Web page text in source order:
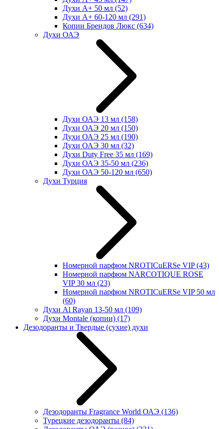
Духи А+ 50 мл (52)
Духи А+ 60-120 мл (291)
Копии Брендов Люкс (634)
Духи ОАЭ
Духи ОАЭ 13 мл (158)
Духи ОАЭ 20 мл (150)
Духи ОАЭ 25 мл (190)
Духи ОАЭ 30 мл (32)
Духи Duty Free 35 мл (169)
Духи ОАЭ 35-50 мл (236)
Духи ОАЭ 50-120 мл (650)
Духи Турция
Номерной парфюм NROTICuERSe VIP(43)
Номерной парфюм NARCOTIQUE ROSE
VIP 30 мл (23)
Номерной парфюм NROTICuERSe VIP 50 мл
(60)
Духи Al Rayan 13-50 мл (109)
Духи Montale (копии) (17)
Дезодоранты и Твердые (сухие) духи
Дезодоранты Fragrance World ОАЭ (136)
Турецкие дезодоранты (84)